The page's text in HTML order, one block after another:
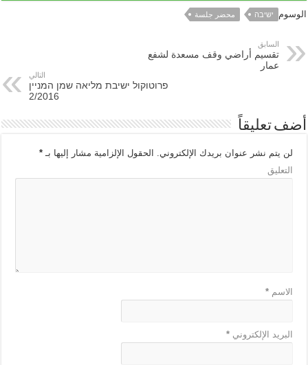
الوسوم ישיבה محضر جلسة
السابق
تقسيم أراضي وقف مسعدة لشفع
عمار
التالي
פרוטוקול ישיבת מליאה שמן המניין
2/2016
أضف تعليقاً
لن يتم نشر عنوان بريدك الإلكتروني. الحقول الإلزامية مشار إليها بـ*
التعليق
الاسم*
البريد الإلكتروني*